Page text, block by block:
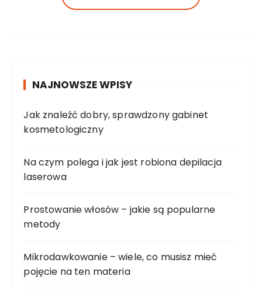
NAJNOWSZE WPISY
Jak znaleźć dobry, sprawdzony gabinet
kosmetologiczny
Na czym polega i jak jest robiona depilacja
laserowa
Prostowanie włosów – jakie są popularne
metody
Mikrodawkowanie – wiele, co musisz mieć
pojęcie na ten materia